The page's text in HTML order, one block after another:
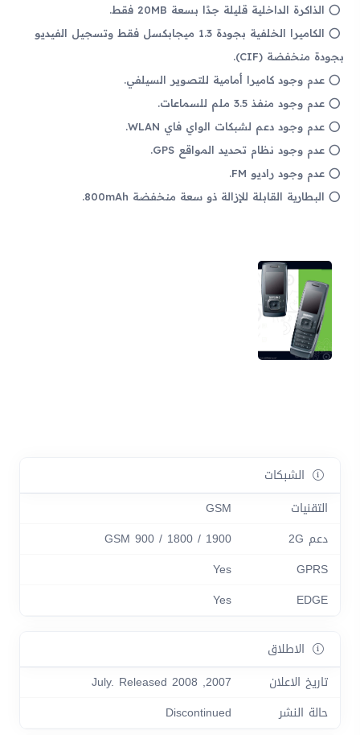
الذاكرة الداخلية قليلة جدًا بسعة 20MB فقط.
الكاميرا الخلفية بجودة 1.3 ميجابكسل فقط وتسجيل الفيديو
بجودة منخفضة (CIF).
عدم وجود كاميرا أمامية للتصوير السيلفي.
عدم وجود منفذ 3.5 ملم للسماعات.
عدم وجود دعم لشبكات الواي فاي WLAN.
عدم وجود نظام تحديد المواقع GPS.
عدم وجود راديو FM.
البطارية القابلة للإزالة ذو سعة منخفضة 800mAh.
الشبكات
التقنيات
GSM
دعم 2G
GSM 900 / 1800 / 1900
GPRS
Yes
EDGE
Yes
الاطلاق
تاريخ الاعلان
2007, July. Released 2008
حالة النشر
Discontinued